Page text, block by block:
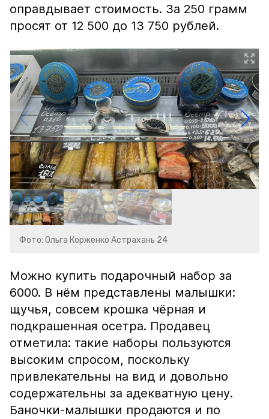
оправдывает стоимость. За 250 грамм
просят от 12 500 до 13 750 рублей.
Фото: Ольга Корженко Астрахань 24
Можно купить подарочный набор за
6000. В нём представлены малышки:
щучья, совсем крошка чёрная и
подкрашенная осетра. Продавец
отметила: такие наборы пользуются
высоким спросом, поскольку
привлекательны на вид и довольно
содержательны за адекватную цену.
Баночки-малышки продаются и по